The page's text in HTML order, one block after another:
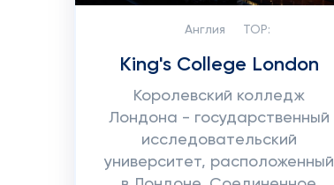
Англия TOP:
King's College London
Королевский колледж
Лондона - государственный
исследовательский
университет, расположенный